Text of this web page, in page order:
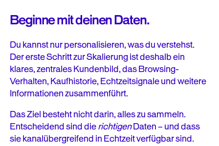
Beginne mit deinen Daten.
Du kannst nur personalisieren, was du verstehst.
Der erste Schritt zur Skalierung ist deshalb ein
klares, zentrales Kundenbild, das Browsing-
Verhalten, Kaufhistorie, Echtzeitsignale und weitere
Informationen zusammenführt.
Das Ziel besteht nicht darin, alles zu sammeln.
Entscheidend sind dierichtigenDaten – und dass
sie kanalübergreifend in Echtzeit verfügbar sind.